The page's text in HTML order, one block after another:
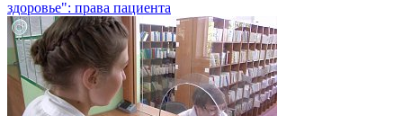
здоровье": права пациента